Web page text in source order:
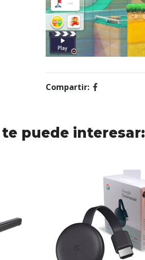
Compartir:
puede interesar: